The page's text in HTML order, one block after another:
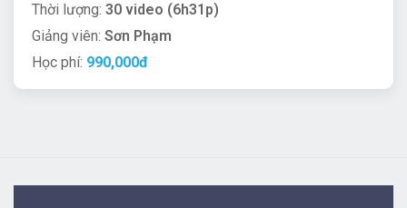
Thời lượng: 30 video (6h31p)
Giảng viên: Sơn Phạm
Học phí: 990,000đ